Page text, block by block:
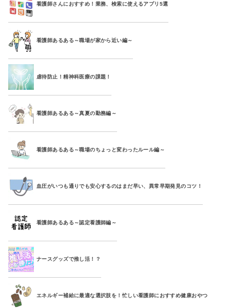
看護師さんにおすすめ！業務、検索に使えるアプリ5選
看護師あるある～職場が家から近い編～
虐待防止！精神科医療の課題！
看護師あるある～真夏の勤務編～
看護師あるある～職場のちょっと変わったルール編～
血圧がいつも通りでも安心するのはまだ早い、異常早期発見のコツ！
看護師あるある～認定看護師編～
ナースグッズで推し活！？
エネルギー補給に最適な選択肢を！忙しい看護師におすすめ健康おやつ